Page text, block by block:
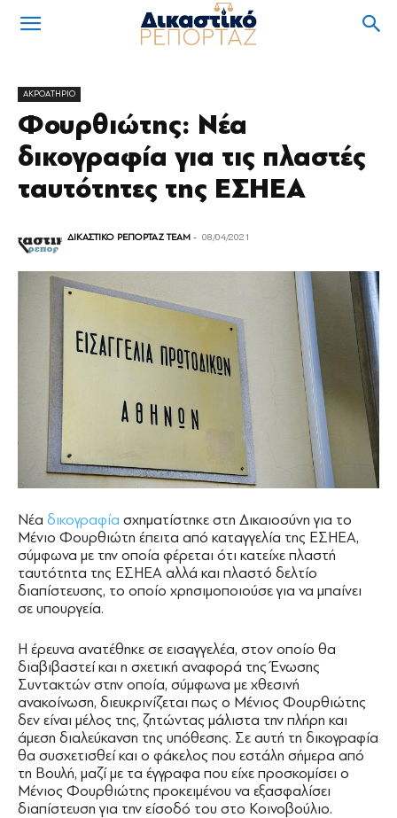
ΑΚΡΟΑΤΗΡΙΟ
Φουρθιώτης: Νέα
δικογραφία για τις πλαστές
ταυτότητες της ΕΣΗΕΑ
ΔΙΚΑΣΤΙΚΟ ΡΕΠΟΡΤΑΖ TEAM - 08/04/2021
Νέα δικογραφία σχηματίστηκε στη Δικαιοσύνη για το
Μένιο Φουρθιώτη έπειτα από καταγγελία της ΕΣΗΕΑ,
σύμφωνα με την οποία φέρεται ότι κατείχε πλαστή
ταυτότητα της ΕΣΗΕΑ αλλά και πλαστό δελτίο
διαπίστευσης, το οποίο χρησιμοποιούσε για να μπαίνει
σε υπουργεία.
Η έρευνα ανατέθηκε σε εισαγγελέα, στον οποίο θα
διαβιβαστεί και η σχετική αναφορά της Ένωσης
Συντακτών στην οποία, σύμφωνα με χθεσινή
ανακοίνωση, διευκρινίζεται πως ο Μένιος Φουρθιώτης
δεν είναι μέλος της, ζητώντας μάλιστα την πλήρη και
άμεση διαλεύκανση της υπόθεσης. Σε αυτή τη δικογραφία
θα συσχετισθεί και ο φάκελος που εστάλη σήμερα από
τη Βουλή, μαζί με τα έγγραφα που είχε προσκομίσει ο
Μένιος Φουρθιώτης προκειμένου να εξασφαλίσει
διαπίστευση για την είσοδό του στο Κοινοβούλιο.